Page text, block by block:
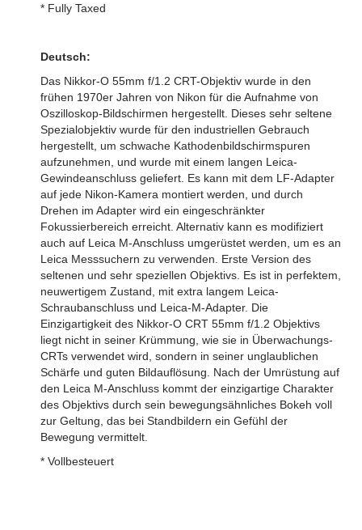
* Fully Taxed
Deutsch:
Das Nikkor-O 55mm f/1.2 CRT-Objektiv wurde in den
frühen 1970er Jahren von Nikon für die Aufnahme von
Oszilloskop-Bildschirmen hergestellt. Dieses sehr seltene
Spezialobjektiv wurde für den industriellen Gebrauch
hergestellt, um schwache Kathodenbildschirmspuren
aufzunehmen, und wurde mit einem langen Leica-
Gewindeanschluss geliefert. Es kann mit dem LF-Adapter
auf jede Nikon-Kamera montiert werden, und durch
Drehen im Adapter wird ein eingeschränkter
Fokussierbereich erreicht. Alternativ kann es modifiziert
auch auf Leica M-Anschluss umgerüstet werden, um es an
Leica Messsuchern zu verwenden. Erste Version des
seltenen und sehr speziellen Objektivs. Es ist in perfektem,
neuwertigem Zustand, mit extra langem Leica-
Schraubanschluss und Leica-M-Adapter. Die
Einzigartigkeit des Nikkor-O CRT 55mm f/1.2 Objektivs
liegt nicht in seiner Krümmung, wie sie in Überwachungs-
CRTs verwendet wird, sondern in seiner unglaublichen
Schärfe und guten Bildauflösung. Nach der Umrüstung auf
den Leica M-Anschluss kommt der einzigartige Charakter
des Objektivs durch sein bewegungsähnliches Bokeh voll
zur Geltung, das bei Standbildern ein Gefühl der
Bewegung vermittelt.
* Vollbesteuert